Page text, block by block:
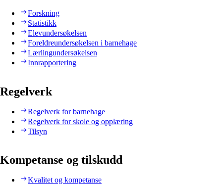
Forskning
Statistikk
Elevundersøkelsen
Foreldreundersøkelsen i barnehage
Lærlingundersøkelsen
Innrapportering
Regelverk
Regelverk for barnehage
Regelverk for skole og opplæring
Tilsyn
Kompetanse og tilskudd
Kvalitet og kompetanse